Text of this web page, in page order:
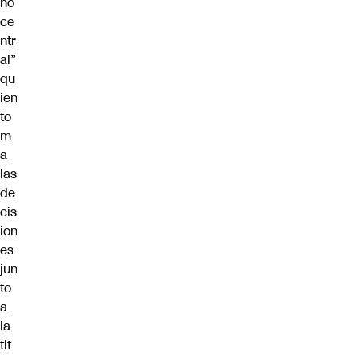
ce
ntr
al”
qu
ien
to
m
a
las
de
cis
ion
es
jun
to
a
la
tit